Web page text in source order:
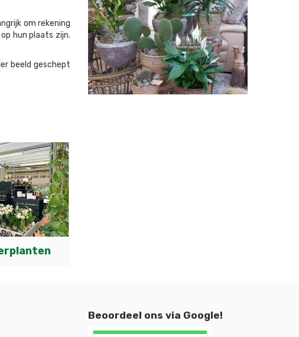
om rekening
hun plaats zijn.
beeld geschept
Beoordeel ons via Google!